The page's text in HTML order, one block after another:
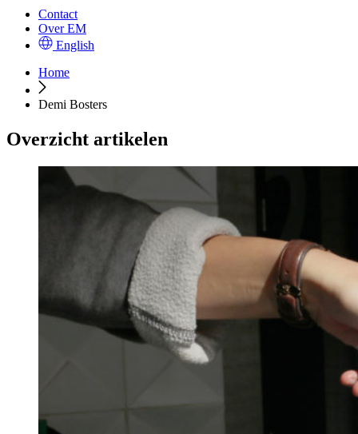
Contact
Over EM
English
Home
Demi Bosters
Overzicht artikelen